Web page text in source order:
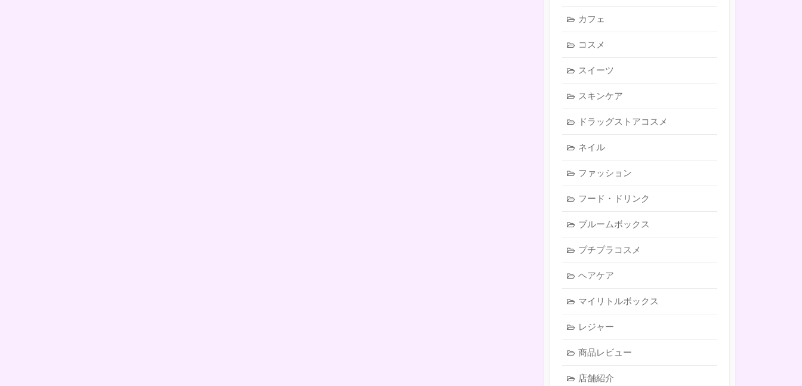
カフェ
コスメ
スイーツ
スキンケア
ドラッグストアコスメ
ネイル
ファッション
フード・ドリンク
ブルームボックス
プチプラコスメ
ヘアケア
マイリトルボックス
レジャー
商品レビュー
店舗紹介